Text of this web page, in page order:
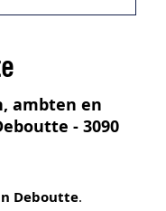
ambten en
- 3090
Deboutte.